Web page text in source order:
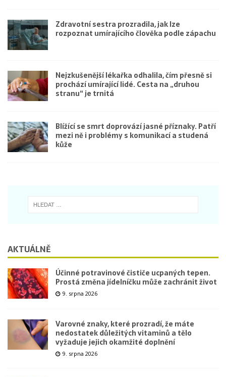
Zdravotní sestra prozradila, jak lze
rozpoznat umírajícího člověka podle zápachu
Nejzkušenější lékařka odhalila, čím přesně si
prochází umírající lidé. Cesta na „druhou
stranu“ je trnitá
Blížící se smrt doprovází jasné příznaky. Patří
mezi ně i problémy s komunikací a studená
kůže
AKTUÁLNĚ
Účinné potravinové čističe ucpaných tepen.
Prostá změna jídelníčku může zachránit život
9. srpna 2026
Varovné znaky, které prozradí, že máte
nedostatek důležitých vitaminů a tělo
vyžaduje jejich okamžité doplnění
9. srpna 2026